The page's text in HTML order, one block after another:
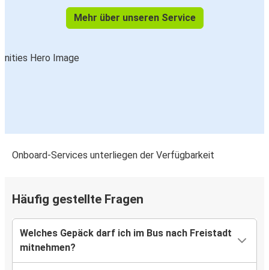
Mehr über unseren Service
Onboard-Services unterliegen der Verfügbarkeit
Häufig gestellte Fragen
Welches Gepäck darf ich im Bus nach Freistadt
mitnehmen?